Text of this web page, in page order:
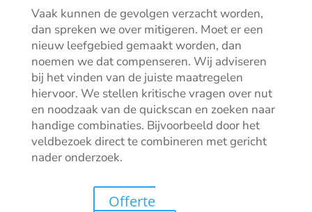
Vaak kunnen de gevolgen verzacht worden,
dan spreken we over mitigeren. Moet er een
nieuw leefgebied gemaakt worden, dan
noemen we dat compenseren. Wij adviseren
bij het vinden van de juiste maatregelen
hiervoor. We stellen kritische vragen over nut
en noodzaak van de quickscan en zoeken naar
handige combinaties. Bijvoorbeeld door het
veldbezoek direct te combineren met gericht
nader onderzoek.
Offerte